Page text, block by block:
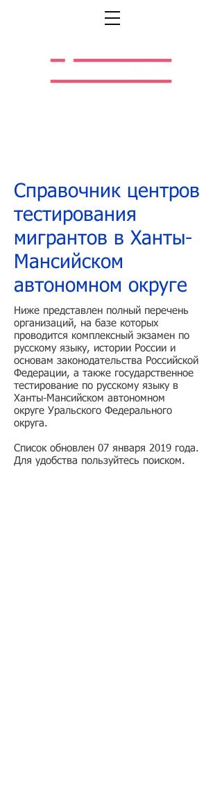
Справочник центров
тестирования
мигрантов в Ханты-
Мансийском
автономном округе
Ниже представлен полный перечень
организаций, на базе которых
проводится комплексный экзамен по
русскому языку, истории России и
основам законодательства Российской
Федерации, а также государственное
тестирование по русскому языку в
Ханты-Мансийском автономном
округе Уральского Федерального
округа.
Список обновлен 07 января 2019 года.
Для удобства пользуйтесь поиском.